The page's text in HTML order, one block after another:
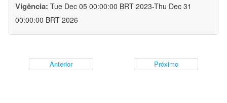
Vigência: Tue Dec 05 00:00:00 BRT 2023-Thu Dec 31
00:00:00 BRT 2026
Anterior Próximo